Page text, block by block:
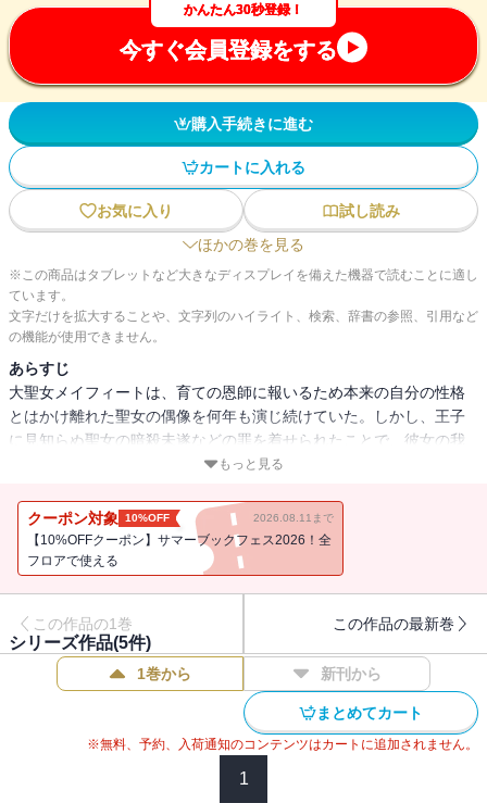
かんたん30秒登録！
今すぐ会員登録をする
購入手続きに進む
カートに入れる
お気に入り
試し読み
ほかの巻を見る
※この商品はタブレットなど大きなディスプレイを備えた機器で読むことに適し
ています。
文字だけを拡大することや、文字列のハイライト、検索、辞書の参照、引用など
の機能が使用できません。
あらすじ
大聖女メイフィートは、育ての恩師に報いるため本来の自分の性格
とはかけ離れた聖女の偶像を何年も演じ続けていた。しかし、王子
に見知らぬ聖女の暗殺未遂などの罪を着せられたことで、彼女の我
慢はとうとう限界を迎え、王子を物理的にぶっ飛ばすなど大暴
フィートだったが、旅に出てすぐに獣人たちの騒動に巻き込まれて
しまい・・・・・・。強化した拳や魔法で敵を粉砕!? 猫を被ってい
た元大聖女による冒険漫喫ファンタジー、待望のコミカライズ！
もっと見る
クーポン対象 10%OFF 2026.08.11まで
【10%OFFクーポン】サマーブックフェス2026！全
フロアで使える
この作品の1巻 この作品の最新巻
シリーズ作品(5件)
1巻から 新刊から
まとめてカート
※無料、予約、入荷通知のコンテンツはカートに追加されません。
1